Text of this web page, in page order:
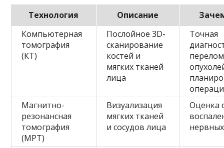
Технология Описание
Компьютерная
томография
(КТ)
Послойное 3D-
сканирование
костей и
мягких тканей
лица
Точная
Магнитно-
резонансная
томография
(МРТ)
Визуализация
мягких тканей
и сосудов лица
Оценка